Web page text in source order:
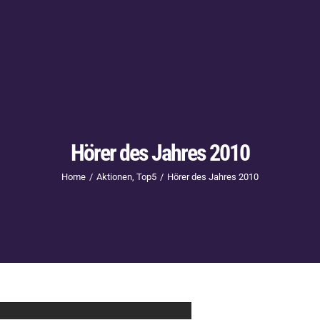
Hörer des Jahres 2010
Home Aktionen Top5 Hörer des Jahres 2010